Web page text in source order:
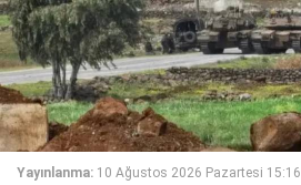
Yayınlanma: 10 Ağustos 2026 Pazartesi 15:16